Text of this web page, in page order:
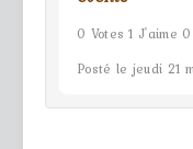
0 Votes 1 J'aime
Posté le jeudi 21